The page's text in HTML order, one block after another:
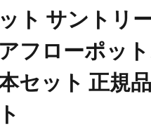
ット サントリ
アフローポッ
セット 正規
ト